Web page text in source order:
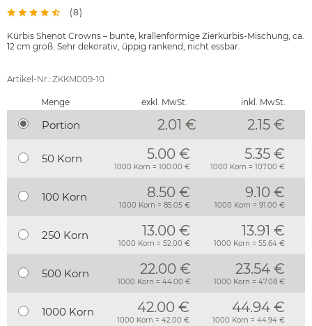
(8)
Kürbis Shenot Crowns – bunte, krallenförmige Zierkürbis-Mischung, ca.
12 cm groß. Sehr dekorativ, üppig rankend, nicht essbar.
Artikel-Nr.: ZKKM009-10
Menge exkl. MwSt. inkl. MwSt.
Portion 2.01 € 2.15 €
50 Korn 5.00 €
1000 Korn = 100.00 €
5.35 €
1000 Korn = 107.00 €
100 Korn 8.50 €
1000 Korn = 85.05 €
9.10 €
1000 Korn = 91.00 €
250 Korn 13.00 €
1000 Korn = 52.00 €
13.91 €
1000 Korn = 55.64 €
500 Korn 22.00 €
1000 Korn = 44.00 €
23.54 €
1000 Korn = 47.08 €
1000 Korn 42.00 €
1000 Korn = 42.00 €
44.94 €
1000 Korn = 44.94 €